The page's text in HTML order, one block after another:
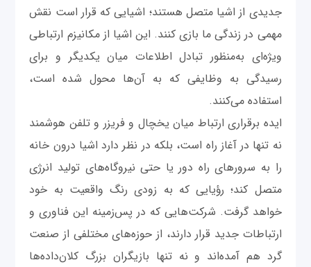
جدیدی از اشیا متصل هستند؛ اشیایی که قرار است نقش
مهمی در زندگی ما بازی کنند. این اشیا از مکانیزم ارتباطی
ویژه‌ای به‌منظور تبادل اطلاعات میان یکدیگر و برای
رسیدگی به وظایفی که به آن‌ها محول شده است،
استفاده می‌کنند.
ایده برقراری ارتباط میان یخچال و فریزر و تلفن هوشمند
نه تنها در آغاز راه است، بلکه در نظر دارد اشیا درون خانه
را به سرورهای راه دور یا حتی نیروگاه‌های تولید انرژی
متصل کند؛ رؤیایی که به زودی رنگ واقعیت به خود
خواهد گرفت. شرکت‌هایی که در پس‌زمینه این فناوری و
ارتباطات جدید قرار دارند، از حوزه‌های مختلفی از صنعت
گرد هم آمده‌اند و نه تنها بازیگران بزرگ کلان‌داده‌ها